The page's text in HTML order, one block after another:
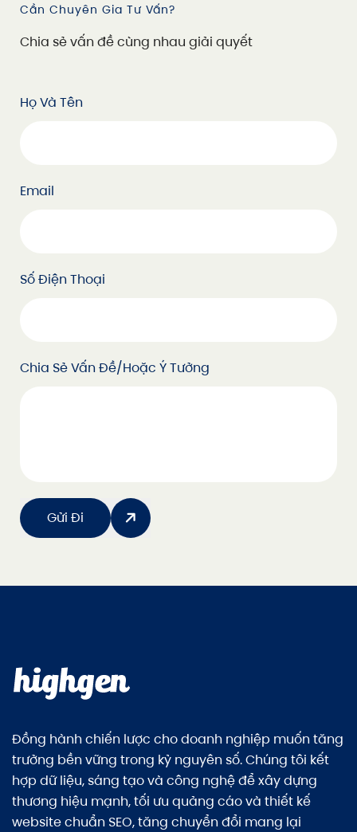
Cần Chuyên Gia Tư Vấn?
Chia sẻvấn đềcùng nhau giải quyết
Họ Và Tên
Email
Số Điện Thoại
Chia Sẻ Vấn Đề/hoặc Ý Tưởng
Gửi Đi
Đồng hành chiến lược cho doanh nghiệp muốn tăng
trưởng bền vững trong kỷ nguyên số. Chúng tôi kết
hợp dữ liệu, sáng tạo và công nghệ để xây dựng
thương hiệu mạnh, tối ưu quảng cáo và thiết kế
website chuẩn SEO, tăng chuyển đổi mang lại